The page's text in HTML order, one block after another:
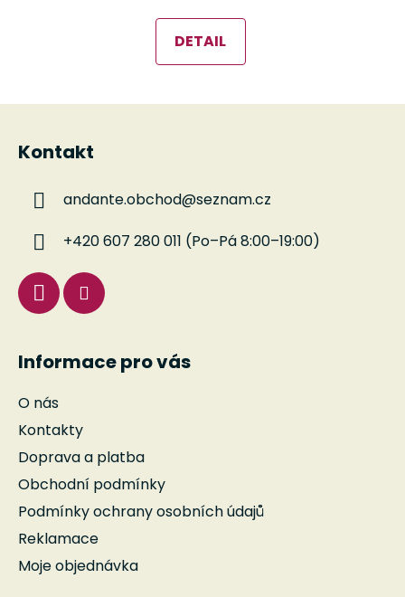
DETAIL
Kontakt
andante.obchod@seznam.cz
+420 607 280 011 (Po–Pá 8:00–19:00)
Informace pro vás
O nás
Kontakty
Doprava a platba
Obchodní podmínky
Podmínky ochrany osobních údajů
Reklamace
Moje objednávka